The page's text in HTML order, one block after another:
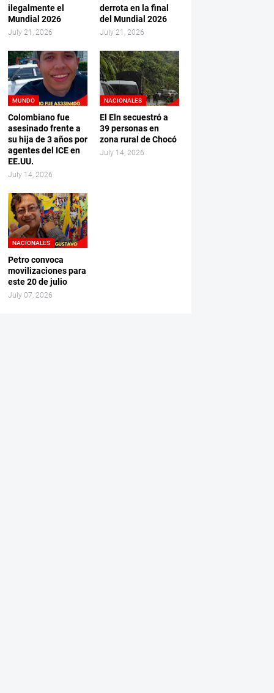
ilegalmente el
Mundial 2026
July 21, 2026
derrota en la final
del Mundial 2026
July 21, 2026
MUNDO
Colombiano fue
asesinado frente a
su hija de 3 años por
agentes del ICE en
EE.UU.
July 14, 2026
NACIONALES
El Eln secuestró a
39 personas en
zona rural de Chocó
July 14, 2026
NACIONALES
Petro convoca
movilizaciones para
este 20 de julio
July 07, 2026